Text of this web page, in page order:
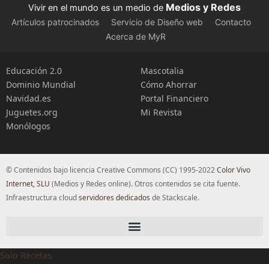
Vivir en el mundo es un medio de Medios y Redes
Artículos patrocinados Servicio de Diseño web
Contacto
Acerca de MyR
Educación 2.0
Dominio Mundial
Navidad.es
Juguetes.org
Monólogos
Mascotalia
Cómo Ahorrar
Portal Financiero
Mi Revista
© Contenidos bajo licencia Creative Commons (CC) 1995-2022Color Vivo
Internet, SLU (Medios y Redes online). Otros contenidos se cita fuente.
Infraestructura cloudservidores dedicados de Stackscale.
Solo Recetas